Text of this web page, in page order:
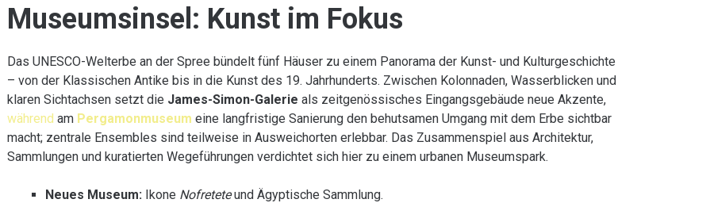
Museumsinsel: Kunst im Fokus
Das UNESCO-Welterbe an der Spree bündelt fünf Häuser zu einem Panorama der Kunst- und Kulturgeschichte
– von der Klassischen Antike bis in die Kunst des 19. Jahrhunderts. Zwischen Kolonnaden, Wasserblicken und
klaren Sichtachsen setzt die James-Simon-Galerie als zeitgenössisches Eingangsgebäude neue Akzente,
während am Pergamonmuseum eine langfristige Sanierung den behutsamen Umgang mit dem Erbe sichtbar
macht; zentrale Ensembles sind teilweise in Ausweichorten erlebbar. Das Zusammenspiel aus Architektur,
Sammlungen und kuratierten Wegeführungen verdichtet sich hier zu einem urbanen Museumspark.
Neues Museum: Ikone Nofreteteund Ägyptische Sammlung.